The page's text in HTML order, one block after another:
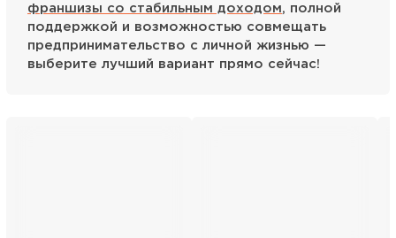
франшизы со стабильным доходом, полной
поддержкой и возможностью совмещать
предпринимательство с личной жизнью —
выберите лучший вариант прямо сейчас!